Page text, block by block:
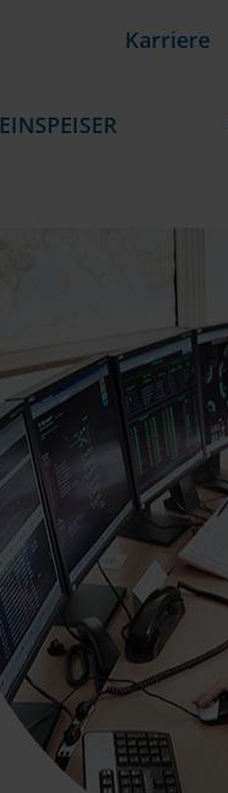
Karriere
EINSPEISER